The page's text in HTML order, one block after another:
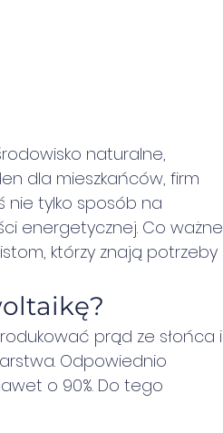
naturalne,
dla mieszkańców, firm
nie tylko sposób na
energetycznej. Co ważne
którzy znają potrzeby
prąd ze słońca i
Odpowiednio
o 90%. Do tego